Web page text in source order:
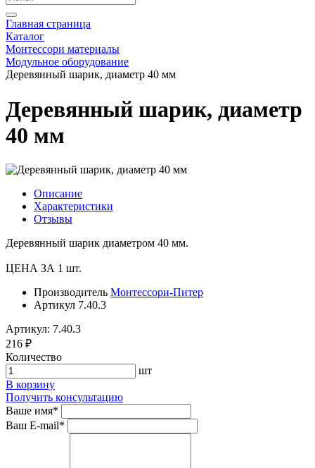
Главная страница
Каталог
Монтессори материалы
Модульное оборудование
Деревянный шарик, диаметр 40 мм
Деревянный шарик, диаметр
40 мм
Описание
Характеристики
Отзывы
Деревянный шарик диаметром 40 мм.
ЦЕНА ЗА 1 шт.
Производитель Монтессори-Питер
Артикул 7.40.3
Артикул: 7.40.3
216 ₽
Количество
шт
В корзину
Получить консультацию
Ваше имя*
Ваш E-mail*